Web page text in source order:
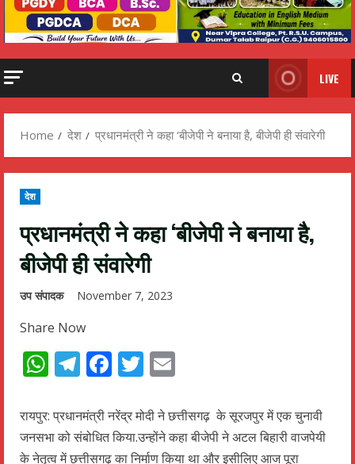
LIVE
Home देश प्रधानमंत्री ने कहा ‘बीजेपी ने बनाया है, बीजेपी ही संवारेगी
देश
प्रधानमंत्री ने कहा ‘बीजेपी ने बनाया है,
बीजेपी ही संवारेगी
उप संपादक November 7, 2023
Share Now
WhatsApp
Telegram
Facebook
Twitter
रायपुर: प्रधानमंत्री नरेंद्र मोदी ने छत्तीसगढ़ के सूरजपुर में एक चुनावी
जनसभा को संबोधित किया.उन्होंने कहा बीजेपी ने अटल बिहारी वाजपेयी
के नेतृत्व में छत्तीसगढ़ का निर्माण किया था और इसीलिए आज पूरा